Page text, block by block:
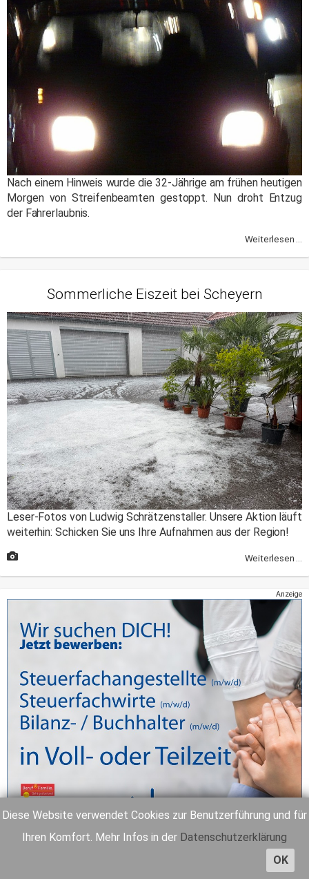
Diese Website verwendet Cookies zur Benutzerführung und für
Ihren Komfort. Mehr Infos in der Datenschutzerklärung
OK
Nach einem Hinweis wurde die 32-Jährige am frühen heutigen
Morgen von Streifenbeamten gestoppt. Nun droht Entzug
der Fahrerlaubnis.
Weiterlesen ...
Sommerliche Eiszeit bei Scheyern
Leser-Fotos von Ludwig Schrätzenstaller. Unsere Aktion läuft
weiterhin: Schicken Sie uns Ihre Aufnahmen aus der Region!
Weiterlesen ...
Anzeige